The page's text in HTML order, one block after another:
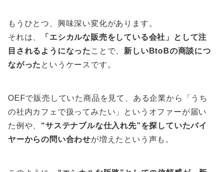
もうひとつ、興味深い変化があります。
それは、
「エシカルな販売をしている会社」として注
目されるようになった ことで、 新しいBtoBの商談につ
ながった というケースです。
OEFで販売していた商品を見て、ある企業から「うち
の社内カフェで扱ってみたい」というオファーが届い
た例や、 “サステナブルな仕入れ先”を探していたバイ
ヤーからの問い合わせが増えたという声も。